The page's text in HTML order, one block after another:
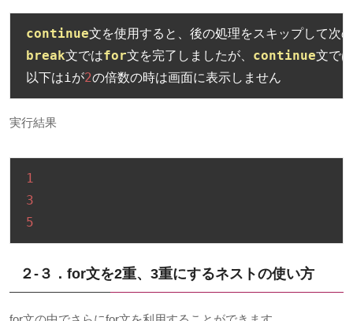
continue文を使用すると、後の処理をスキップして次
break文ではfor文を完了しましたが、 continue文では
以下はiが2の倍数の時は画面に表示しません
実行結果
1
3
5
２-３．for文を2重、3重にするネストの使い方